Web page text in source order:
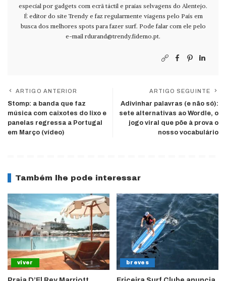
especial por gadgets com ecrã táctil e praias selvagens do Alentejo.
É editor do site Trendy e faz regularmente viagens pelo País em
busca dos melhores spots para fazer surf. Pode falar com ele pelo
e-mail rdurand@trendy.fidemo.pt.
ARTIGO ANTERIOR
Stomp: a banda que faz
música com caixotes do lixo e
panelas regressa a Portugal
em Março (vídeo)
ARTIGO SEGUINTE
Adivinhar palavras (e não só):
sete alternativas ao Wordle, o
jogo viral que põe à prova o
nosso vocabulário
Também lhe pode interessar
viver breves